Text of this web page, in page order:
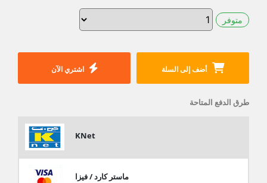
متوفر
أضف إلى السلة اشتري الآن
طرق الدفع المتاحة
KNet
ماستر كارد / فيزا